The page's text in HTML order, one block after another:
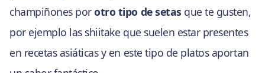
champiñones porotro tipo de setas que te gusten,
por ejemplo las shiitake que suelen estar presentes
en recetas asiáticas y en este tipo de platos aportan